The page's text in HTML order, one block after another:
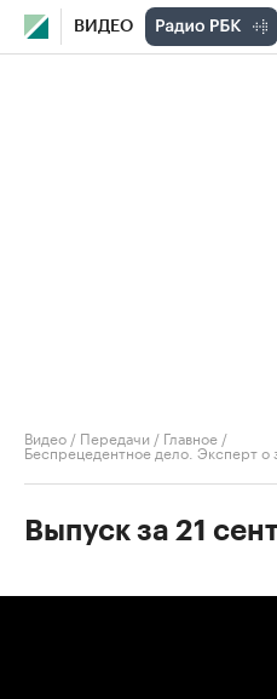
ВИДЕО
Видео / Передачи / Главное /
Беспрецедентное дело. Эксперт о
Выпуск за 21